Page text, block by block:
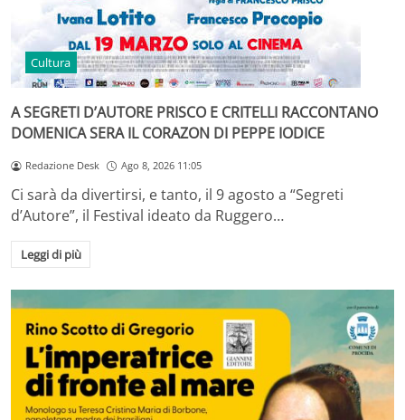
Cultura
A SEGRETI D’AUTORE PRISCO E CRITELLI RACCONTANO
DOMENICA SERA IL CORAZON DI PEPPE IODICE
Redazione Desk Ago 8, 2026 11:05
Ci sarà da divertirsi, e tanto, il 9 agosto a “Segreti
d’Autore”, il Festival ideato da Ruggero…
Leggi di più